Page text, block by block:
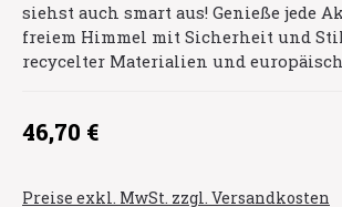
siehst auch smart aus! Genieße jede
freiem Himmel mit Sicherheit und
recycelter Materialien und
Regulärer Preis:
46,70 €
Preise exkl. MwSt. zzgl. Versandkosten